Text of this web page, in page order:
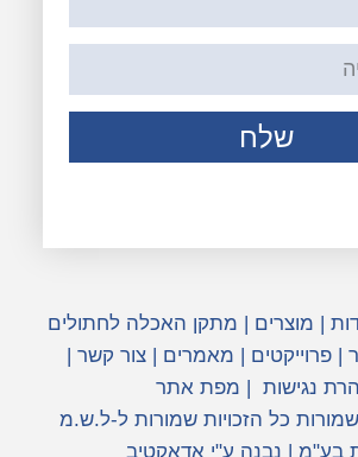
שלח
| מוצרים | מתקן האכלה לחתולים
|פרוייקטים | מאמרים |צור קשר |
נגישות | מפת אתר
כל הזכויות שמורות ל-ל.ש.מ
בע"מ | נבנה ע"י אדאקטיב